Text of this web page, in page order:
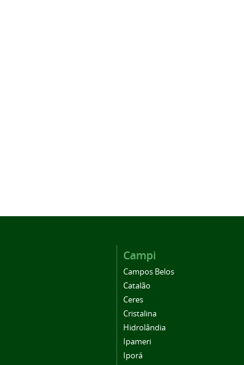
Campi
Campos Belos
Catalão
Ceres
Cristalina
Hidrolândia
Ipameri
Iporá